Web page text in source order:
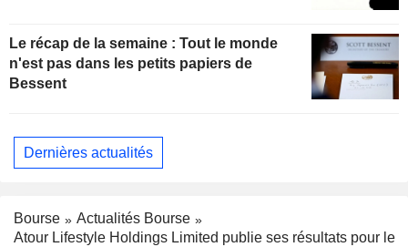
Le récap de la semaine : Tout le monde
n'est pas dans les petits papiers de
Bessent
Dernières actualités
Bourse
Actualités Bourse
Atour Lifestyle Holdings Limited publie ses résultats pour le